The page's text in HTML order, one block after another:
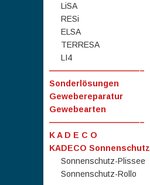
LiSA
RESi
ELSA
TERRESA
LI4
———————————–
Sonderlösungen
Gewebereparatur
Gewebearten
———————————–
K A D E C O
KADECO Sonnenschutz
Sonnenschutz-Plissee
Sonnenschutz-Rollo